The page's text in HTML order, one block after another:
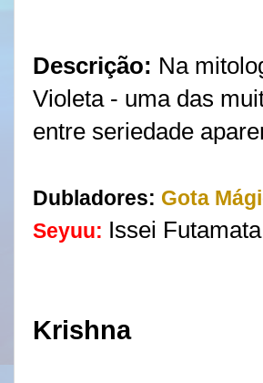
Descrição: Na
Violeta - uma das
entre seriedade
Dubladores: Gota
Seyuu: Issei Futamata
Krishna